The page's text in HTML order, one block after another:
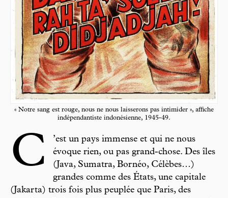
« Notre sang est rouge, nous ne nous laisserons pas intimider », affiche
indépendantiste indonésienne, 1945-49.
C
’est un pays immense et qui ne nous
évoque rien, ou pas grand-chose. Des îles
(Java, Sumatra, Bornéo, Célèbes…)
grandes comme des États, une capitale
(Jakarta) trois fois plus peuplée que Paris, des